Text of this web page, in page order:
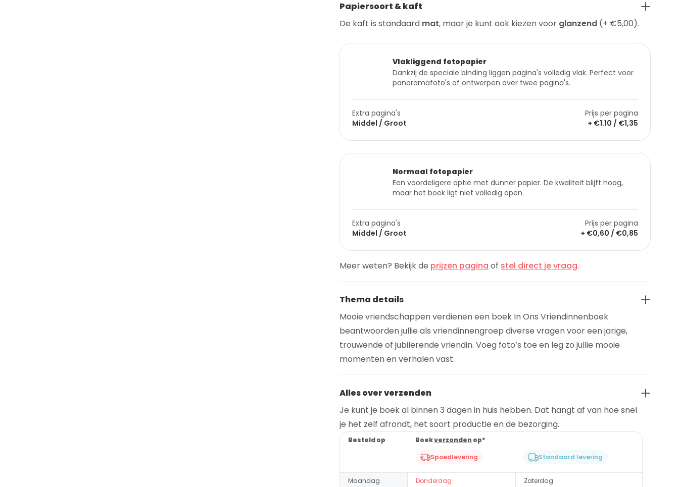
Papiersoort & kaft
De kaft is standaard mat, maar je kunt ook kiezen voor glanzend (+ €5,00).
Vlakliggend fotopapier
Dankzij de speciale binding liggen pagina's volledig vlak. Perfect voor
panoramafoto's of ontwerpen over twee pagina's.
Extra pagina's
Prijs per pagina
Middel / Groot
+ €1.10 / €1,35
Normaal fotopapier
Een voordeligere optie met dunner papier. De kwaliteit blijft hoog,
maar het boek ligt niet volledig open.
Extra pagina's
Prijs per pagina
Middel / Groot
+ €0,60 / €0,85
Meer weten? Bekijk de prijzen pagina of stel direct je vraag.
Thema details
Mooie vriendschappen verdienen een boek In Ons Vriendinnenboek
beantwoorden jullie als vriendinnengroep diverse vragen voor een jarige,
trouwende of jubilerende vriendin. Voeg foto’s toe en leg zo jullie mooie
momenten en verhalen vast.
Alles over verzenden
Je kunt je boek al binnen 3 dagen in huis hebben. Dat hangt af van hoe snel
je het zelf afrondt, het soort productie en de bezorging.
Besteld op Boekverzonden op*
Spoedlevering
Standaard levering
Maandag Donderdag
Zaterdag